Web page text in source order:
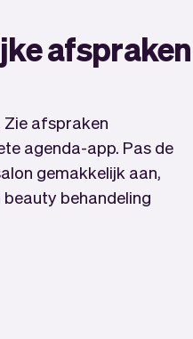
afspraken
Zie afspraken
agenda-app. Pas de
gemakkelijk aan,
behandeling